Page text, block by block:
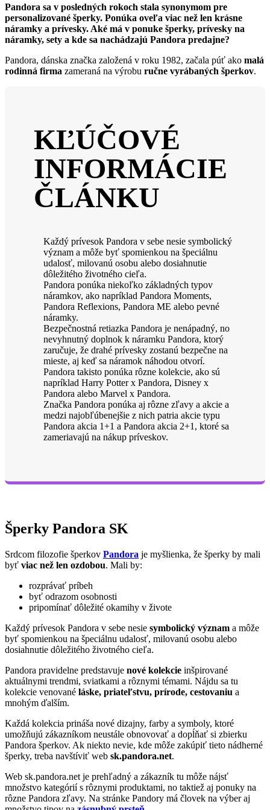
Pandora sa v posledných rokoch stala synonymom pre
personalizované šperky. Ponúka oveľa viac než len krásne
náramky a prívesky. Aké má v ponuke šperky, prívesky na
náramky, sety a kde sa nachádzajú Pandora predajne?
Pandora, dánska značka založená v roku 1982, začala púť ako malá
rodinná firma zameraná na výrobu ručne vyrábaných šperkov.
KĽÚČOVÉ
INFORMÁCIE
ČLÁNKU
Každý prívesok Pandora v sebe nesie symbolický
význam a môže byť spomienkou na špeciálnu
udalosť, milovanú osobu alebo dosiahnutie
dôležitého životného cieľa.
Pandora ponúka niekoľko základných typov
náramkov, ako napríklad Pandora Moments,
Pandora Reflexions, Pandora ME alebo pevné
náramky.
Bezpečnostná retiazka Pandora je nenápadný, no
nevyhnutný doplnok k náramku Pandora, ktorý
zaručuje, že drahé prívesky zostanú bezpečne na
mieste, aj keď sa náramok náhodou otvorí.
Pandora takisto ponúka rôzne kolekcie, ako sú
napríklad Harry Potter x Pandora, Disney x
Pandora alebo Marvel x Pandora.
Značka Pandora ponúka aj rôzne zľavy a akcie a
medzi najobľúbenejšie z nich patria akcie typu
Pandora akcia 1+1 a Pandora akcia 2+1, ktoré sa
zameriavajú na nákup príveskov.
Šperky Pandora SK
Srdcom filozofie šperkov Pandora je myšlienka, že šperky by mali
byť viac než len ozdobou. Mali by:
rozprávať príbeh
byť odrazom osobnosti
pripomínať dôležité okamihy v živote
Každý prívesok Pandora v sebe nesie symbolický význam a môže
byť spomienkou na špeciálnu udalosť, milovanú osobu alebo
dosiahnutie dôležitého životného cieľa.
Pandora pravidelne predstavuje nové kolekcie inšpirované
aktuálnymi trendmi, sviatkami a rôznymi témami. Nájdu sa tu
kolekcie venované láske, priateľstvu, prírode, cestovaniu a
mnohým ďalším.
Každá kolekcia prináša nové dizajny, farby a symboly, ktoré
umožňujú zákazníkom neustále obnovovať a dopĺňať si zbierku
Pandora šperkov. Ak niekto nevie, kde môže zakúpiť tieto nádherné
šperky, treba navštíviť web sk.pandora.net.
Web sk.pandora.net je prehľadný a zákazník tu môže nájsť
množstvo kategórií s rôznymi produktami, no taktiež aj ponuky na
rôzne Pandora zľavy. Na stránke Pandory má človek na výber aj